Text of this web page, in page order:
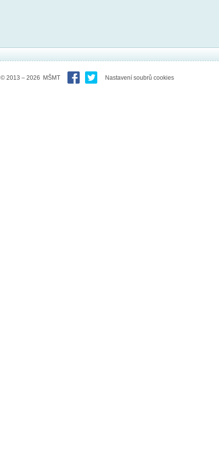
© 2013 – 2026 MŠMT Nastavení soubrů cookies